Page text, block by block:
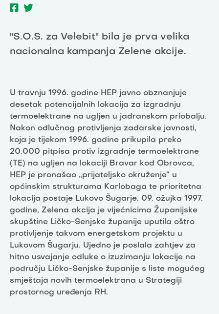
"S.O.S. za Velebit" bila je prva velika
nacionalna kampanja Zelene akcije.
U travnju 1996. godine HEP javno obznanjuje
desetak potencijalnih lokacija za izgradnju
termoelektrane na ugljen u jadranskom priobalju.
Nakon odlučnog protivljenja zadarske javnosti,
koja je tijekom 1996. godine prikupila preko
20.000 pitpisa protiv izgradnje termoelektrane
(TE) na ugljen na lokaciji Bravar kod Obrovca,
HEP je pronašao „prijateljsko okruženje“ u
općinskim strukturama Karlobaga te prioritetna
lokacija postaje Lukovo Šugarje. 09. ožujka 1997.
godine, Zelena akcija je vijećnicima Županijske
skupštine Ličko-Senjske županije uputila oštro
protivljenje takvom energetskom projektu u
Lukovom Šugarju. Ujedno je poslala zahtjev za
hitno usvajanje odluke o izuzimanju lokacije na
području Ličko-Senjske županije s liste mogućeg
smještaja novih termoelektrana u Strategiji
prostornog uređenja RH.